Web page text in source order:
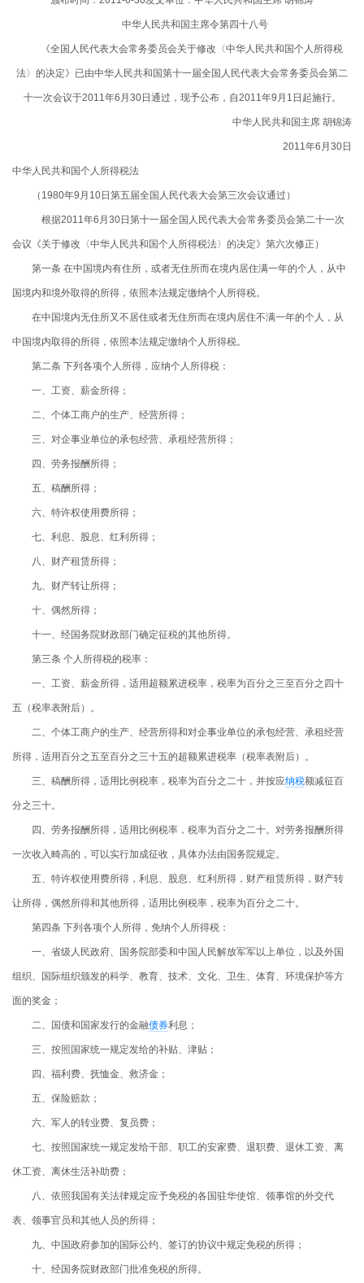
中华人民共和国主席令第四十八号
《全国人民代表大会常务委员会关于修改〈中华人民共和国个人所得税
法〉的决定》已由中华人民共和国第十一届全国人民代表大会常务委员会第二
十一次会议于2011年6月30日通过，现予公布，自2011年9月1日起施行。
中华人民共和国主席 胡锦涛
2011年6月30日
中华人民共和国个人所得税法
（ 1980年9 月 10日第五届全国人民代表大会第三次会议通过）
根据2011 年6 月30日第十一届全国人民代表大会常务委员会第二十一次
会议《关于修改〈中华人民共和国个人所得税法〉的决定》第六次修正）
第一条 在中国境内有住所，或者无住所而在境内居住满一年的个人，从中
国境内和境外取得的所得，依照本法规定缴纳个人所得税。
在中国境内无住所又不居住或者无住所而在境内居住不满一年的个人，从
中国境内取得的所得，依照本法规定缴纳个人所得税。
第二条 下列各项个人所得，应纳个人所得税：
一、工资、薪金所得；
二、个体工商户的生产、经营所得；
三、对企事业单位的承包经营、承租经营所得；
四、劳务报酬所得；
五、稿酬所得；
六、特许权使用费所得；
七、利息、股息、红利所得；
八、财产租赁所得；
九、财产转让所得；
十、偶然所得；
十一、经国务院财政部门确定征税的其他所得。
第三条 个人所得税的税率：
一、工资、薪金所得，适用超额累进税率，税率为百分之三至百分之四十
五（税率表附后）。
二、个体工商户的生产、经营所得和对企事业单位的承包经营、承租经营
所得，适用百分之五至百分之三十五的超额累进税率（税率表附后）。
三、稿酬所得，适用比例税率，税率为百分之二十，并按应纳税额减征百
分之三十。
四、劳务报酬所得，适用比例税率，税率为百分之二十。对劳务报酬所得
一次收入畸高的，可以实行加成征收，具体办法由国务院规定。
五、特许权使用费所得，利息、股息、红利所得，财产租赁所得，财产转
让所得，偶然所得和其他所得，适用比例税率，税率为百分之二十。
第四条 下列各项个人所得，免纳个人所得税：
一、省级人民政府、国务院部委和中国人民解放军军以上单位，以及外国
组织、国际组织颁发的科学、教育、技术、文化、卫生、体育、环境保护等方
面的奖金；
二、国债和国家发行的金融债券利息；
三、按照国家统一规定发给的补贴、津贴；
四、福利费、抚恤金、救济金；
五、保险赔款；
六、军人的转业费、复员费；
七、按照国家统一规定发给干部、职工的安家费、退职费、退休工资、离
休工资、离休生活补助费；
八、依照我国有关法律规定应予免税的各国驻华使馆、领事馆的外交代
表、领事官员和其他人员的所得；
九、中国政府参加的国际公约、签订的协议中规定免税的所得；
十、经国务院财政部门批准免税的所得。